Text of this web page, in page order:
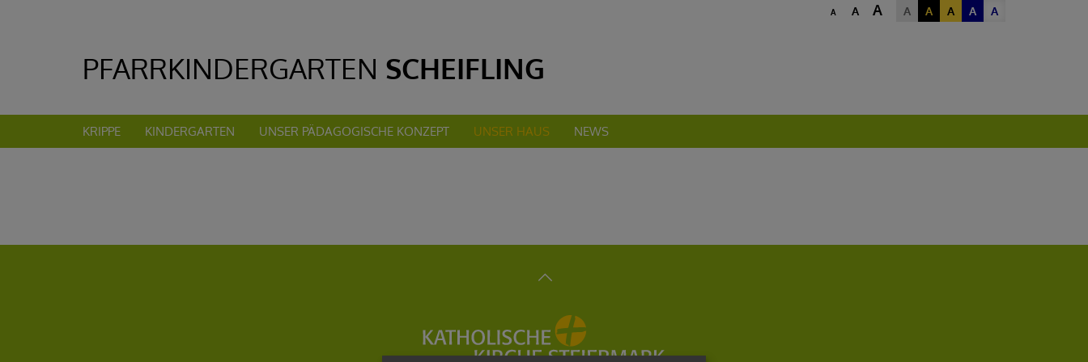
A A A A A A A A
KRIPPE KINDERGARTEN UNSER PÄDAGOGISCHE KONZEPT UNSER HAUS NEWS